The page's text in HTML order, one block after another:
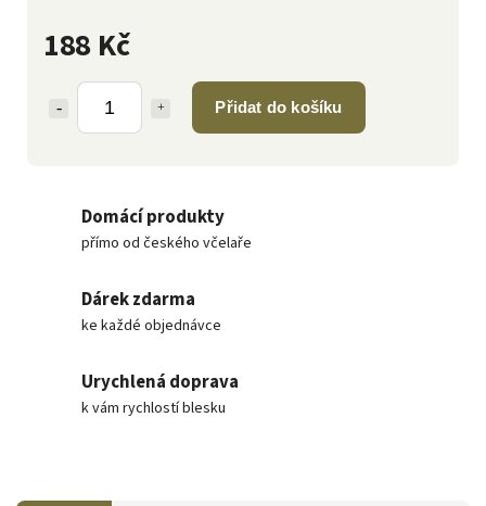
188 Kč
Přidat do košíku
Domácí produkty
přímo od českého včelaře
Dárek zdarma
ke každé objednávce
Urychlená doprava
k vám rychlostí blesku